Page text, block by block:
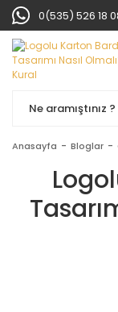
0(535) 526 18
Anasayfa Bloglar